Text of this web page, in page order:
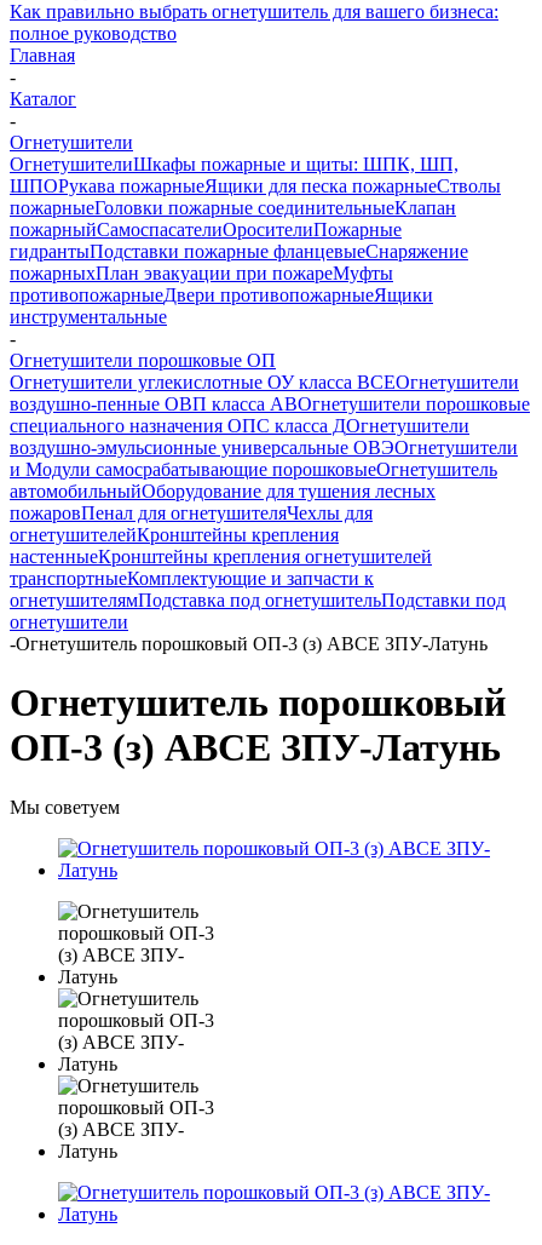
Как правильно выбрать огнетушитель для вашего бизнеса:
полное руководство
Главная
-
Каталог
-
Огнетушители
ОгнетушителиШкафы пожарные и щиты: ШПК, ШП,
ШПОРукава пожарныеЯщики для песка пожарныеСтволы
пожарныеГоловки пожарные соединительныеКлапан
пожарныйСамоспасателиОросителиПожарные
гидрантыПодставки пожарные фланцевыеСнаряжение
пожарныхПлан эвакуации при пожареМуфты
противопожарныеДвери противопожарныеЯщики
инструментальные
-
Огнетушители порошковые ОП
Огнетушители углекислотные ОУ класса ВСЕОгнетушители
воздушно-пенные ОВП класса АВОгнетушители порошковые
специального назначения ОПС класса ДОгнетушители
воздушно-эмульсионные универсальные ОВЭОгнетушители
и Модули самосрабатывающие порошковыеОгнетушитель
автомобильныйОборудование для тушения лесных
пожаровПенал для огнетушителяЧехлы для
огнетушителейКронштейны крепления
настенныеКронштейны крепления огнетушителей
транспортныеКомплектующие и запчасти к
огнетушителямПодставка под огнетушительПодставки под
огнетушители
-Огнетушитель порошковый ОП-3 (з) АВСЕ ЗПУ-Латунь
Огнетушитель порошковый
ОП-3 (з) АВСЕ ЗПУ-Латунь
Мы советуем